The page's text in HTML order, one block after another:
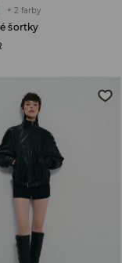
+ 2 farby
šortky